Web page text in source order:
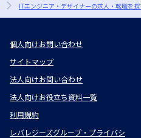
ITエンジニア・デザイナーの求人・転職を
個人向けお問い合わせ
サイトマップ
法人向けお問い合わせ
法人向けお役立ち資料一覧
利用規約
レバレジーズグループ・プライバシ